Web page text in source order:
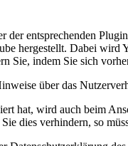
der entsprechenden
hergestellt. Dabei
Sie, indem Sie sich
über das
hat, wird auch beim
dies verhindern, so